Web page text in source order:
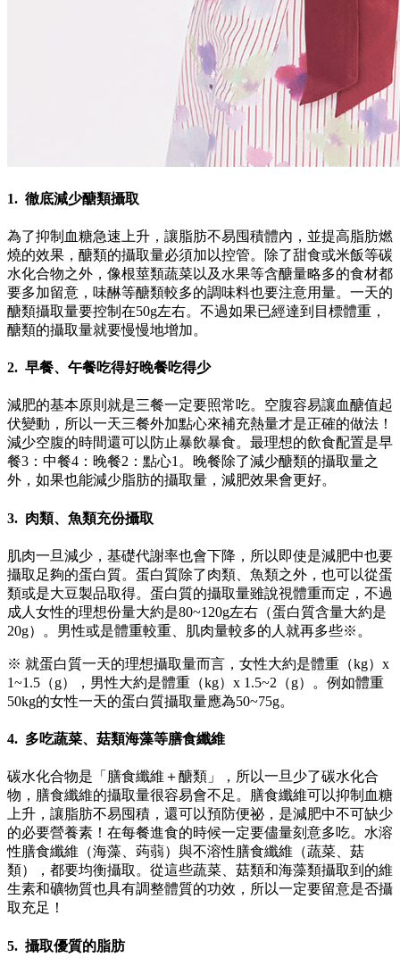
1. 徹底減少醣類攝取
為了抑制血糖急速上升，讓脂肪不易囤積體內，並提高脂肪燃
燒的效果，醣類的攝取量必須加以控管。除了甜食或米飯等碳
水化合物之外，像根莖類蔬菜以及水果等含醣量略多的食材都
要多加留意，味醂等醣類較多的調味料也要注意用量。一天的
醣類攝取量要控制在50g左右。不過如果已經達到目標體重，
醣類的攝取量就要慢慢地增加。
2. 早餐、午餐吃得好晚餐吃得少
減肥的基本原則就是三餐一定要照常吃。空腹容易讓血醣值起
伏變動，所以一天三餐外加點心來補充熱量才是正確的做法！
減少空腹的時間還可以防止暴飲暴食。最理想的飲食配置是早
餐3：中餐4：晚餐2：點心1。晚餐除了減少醣類的攝取量之
外，如果也能減少脂肪的攝取量，減肥效果會更好。
3. 肉類、魚類充份攝取
肌肉一旦減少，基礎代謝率也會下降，所以即使是減肥中也要
攝取足夠的蛋白質。蛋白質除了肉類、魚類之外，也可以從蛋
類或是大豆製品取得。蛋白質的攝取量雖說視體重而定，不過
成人女性的理想份量大約是80~120g左右（蛋白質含量大約是
20g）。男性或是體重較重、肌肉量較多的人就再多些※。
※ 就蛋白質一天的理想攝取量而言，女性大約是體重（kg）x
1~1.5（g），男性大約是體重（kg）x 1.5~2（g）。例如體重
50kg的女性一天的蛋白質攝取量應為50~75g。
4. 多吃蔬菜、菇類海藻等膳食纖維
碳水化合物是「膳食纖維＋醣類」，所以一旦少了碳水化合
物，膳食纖維的攝取量很容易會不足。膳食纖維可以抑制血糖
上升，讓脂肪不易囤積，還可以預防便祕，是減肥中不可缺少
的必要營養素！在每餐進食的時候一定要儘量刻意多吃。水溶
性膳食纖維（海藻、蒟蒻）與不溶性膳食纖維（蔬菜、菇
類），都要均衡攝取。從這些蔬菜、菇類和海藻類攝取到的維
生素和礦物質也具有調整體質的功效，所以一定要留意是否攝
取充足！
5. 攝取優質的脂肪